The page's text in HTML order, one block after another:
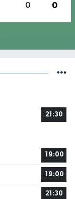
0 0
21:30
19:00
19:00
21:30